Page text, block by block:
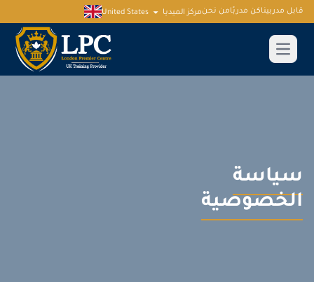
قابل مدربيناكن مدربًامن نحنمركز الميديا United States
سياسة
الخصوصية